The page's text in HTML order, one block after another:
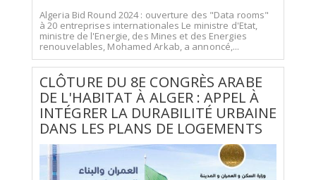
Algeria Bid Round 2024 : ouverture des "Data rooms"
à 20 entreprises internationales Le ministre d'Etat,
ministre de l'Energie, des Mines et des Energies
renouvelables, Mohamed Arkab, a annoncé,...
CLÔTURE DU 8E CONGRÈS ARABE
DE L'HABITAT À ALGER : APPEL À
INTÉGRER LA DURABILITÉ URBAINE
DANS LES PLANS DE LOGEMENTS